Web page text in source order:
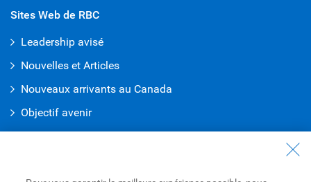
Sites Web de RBC
Leadership avisé
Nouvelles et Articles
Nouveaux arrivants au Canada
Objectif avenir
Solutions pour étudiants